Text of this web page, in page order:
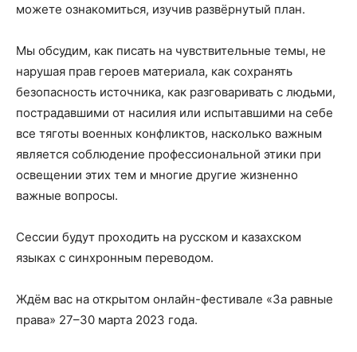
можете ознакомиться, изучив развёрнутый план.
Мы обсудим, как писать на чувствительные темы, не
нарушая прав героев материала, как сохранять
безопасность источника, как разговаривать с людьми,
пострадавшими от насилия или испытавшими на себе
все тяготы военных конфликтов, насколько важным
является соблюдение профессиональной этики при
освещении этих тем и многие другие жизненно
важные вопросы.
Сессии будут проходить на русском и казахском
языках с синхронным переводом.
Ждём вас на открытом онлайн-фестивале «За равные
права» 27–30 марта 2023 года.